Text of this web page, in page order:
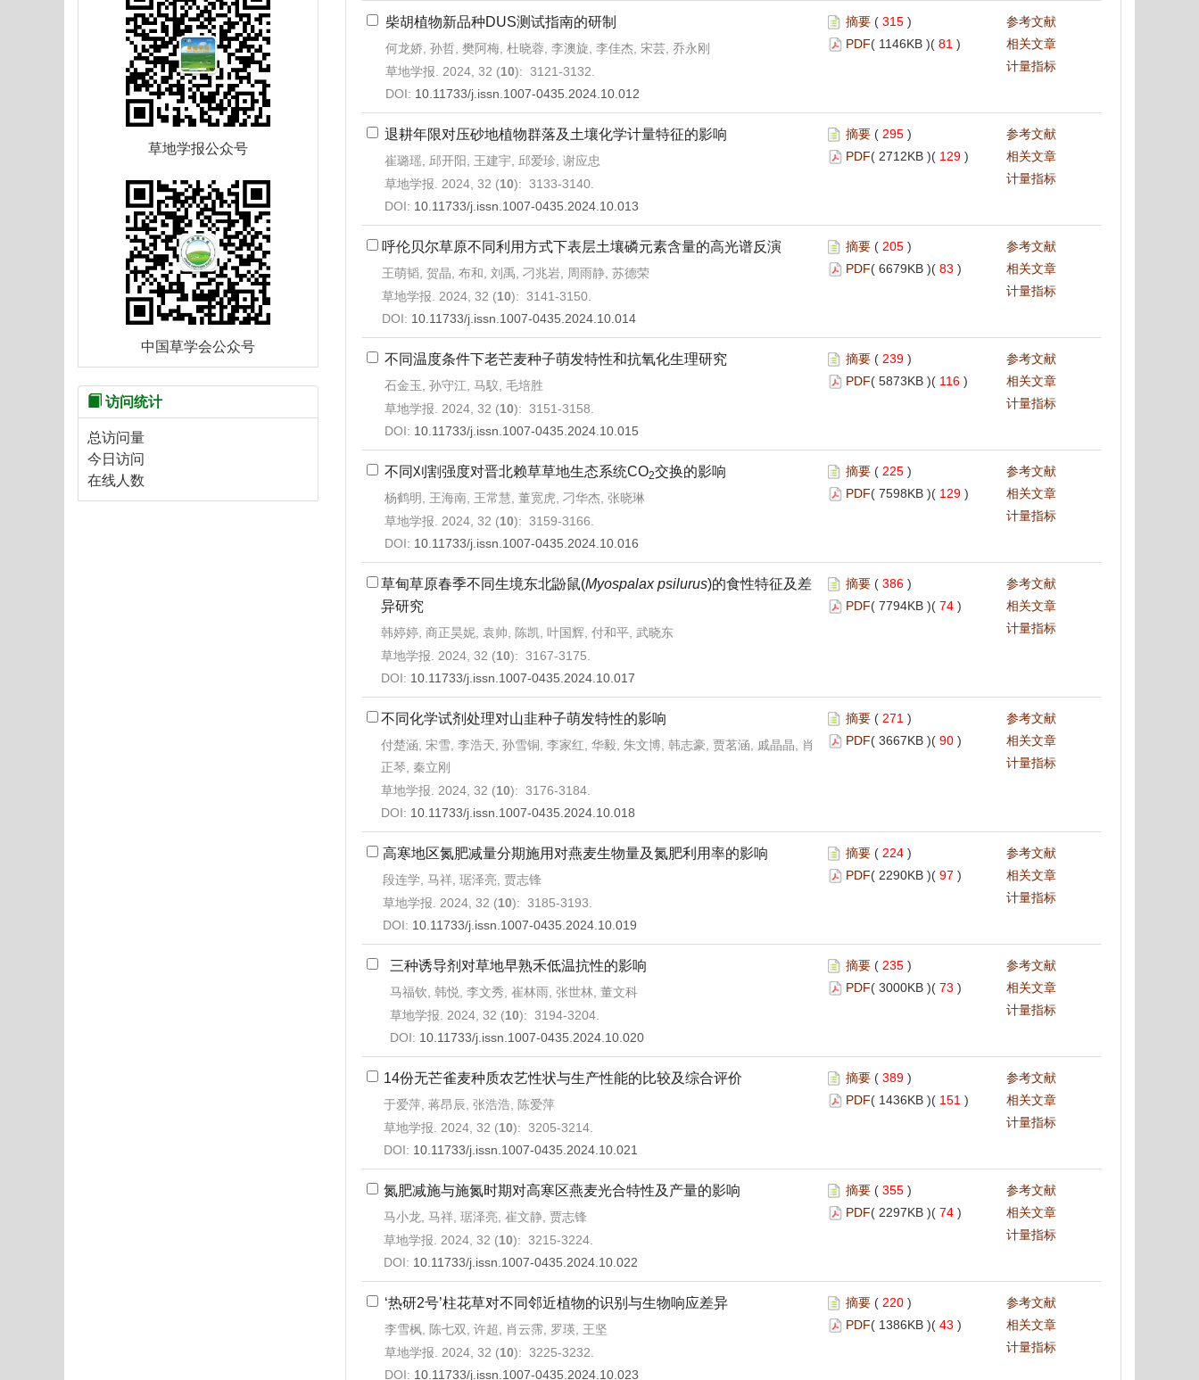
柴胡植物新品种DUS测试指南的研制
何龙娇, 孙哲, 樊阿梅, 杜晓蓉, 李澳旋, 李佳杰, 宋芸, 乔永刚
草地学报. 2024, 32 (10): 3121-3132.
DOI: 10.11733/j.issn.1007-0435.2024.10.012
摘要 ( 315 )
PDF( 1146KB )( 81 )
参考文献
相关文章
计量指标
退耕年限对压砂地植物群落及土壤化学计量特征的影响
崔璐瑶, 邱开阳, 王建宇, 邱爱珍, 谢应忠
草地学报. 2024, 32 (10): 3133-3140.
DOI: 10.11733/j.issn.1007-0435.2024.10.013
摘要 ( 295 )
PDF( 2712KB )( 129 )
参考文献
相关文章
计量指标
呼伦贝尔草原不同利用方式下表层土壤磷元素含量的高光谱反演
王萌韬, 贺晶, 布和, 刘禹, 刁兆岩, 周雨静, 苏德荣
草地学报. 2024, 32 (10): 3141-3150.
DOI: 10.11733/j.issn.1007-0435.2024.10.014
摘要 ( 205 )
PDF( 6679KB )( 83 )
参考文献
相关文章
计量指标
不同温度条件下老芒麦种子萌发特性和抗氧化生理研究
石金玉, 孙守江, 马馼, 毛培胜
草地学报. 2024, 32 (10): 3151-3158.
DOI: 10.11733/j.issn.1007-0435.2024.10.015
摘要 ( 239 )
PDF( 5873KB )( 116 )
参考文献
相关文章
计量指标
不同刈割强度对晋北赖草草地生态系统CO2交换的影响
杨鹤明, 王海南, 王常慧, 董宽虎, 刁华杰, 张晓琳
草地学报. 2024, 32 (10): 3159-3166.
DOI: 10.11733/j.issn.1007-0435.2024.10.016
摘要 ( 225 )
PDF( 7598KB )( 129 )
参考文献
相关文章
计量指标
草甸草原春季不同生境东北鼢鼠(Myospalax psilurus)的食性特征及差
异研究
韩婷婷, 商正昊妮, 袁帅, 陈凯, 叶国辉, 付和平, 武晓东
草地学报. 2024, 32 (10): 3167-3175.
DOI: 10.11733/j.issn.1007-0435.2024.10.017
摘要 ( 386 )
PDF( 7794KB )( 74 )
参考文献
相关文章
计量指标
不同化学试剂处理对山韭种子萌发特性的影响
付楚涵, 宋雪, 李浩天, 孙雪铜, 李家红, 华毅, 朱文博, 韩志豪, 贾茗涵, 戚晶晶, 肖
正琴, 秦立刚
草地学报. 2024, 32 (10): 3176-3184.
DOI: 10.11733/j.issn.1007-0435.2024.10.018
摘要 ( 271 )
PDF( 3667KB )( 90 )
参考文献
相关文章
计量指标
高寒地区氮肥减量分期施用对燕麦生物量及氮肥利用率的影响
段连学, 马祥, 琚泽亮, 贾志锋
草地学报. 2024, 32 (10): 3185-3193.
DOI: 10.11733/j.issn.1007-0435.2024.10.019
摘要 ( 224 )
PDF( 2290KB )( 97 )
参考文献
相关文章
计量指标
三种诱导剂对草地早熟禾低温抗性的影响
马福钦, 韩悦, 李文秀, 崔林雨, 张世林, 董文科
草地学报. 2024, 32 (10): 3194-3204.
DOI: 10.11733/j.issn.1007-0435.2024.10.020
摘要 ( 235 )
PDF( 3000KB )( 73 )
参考文献
相关文章
计量指标
14份无芒雀麦种质农艺性状与生产性能的比较及综合评价
于爱萍, 蒋昂辰, 张浩浩, 陈爱萍
草地学报. 2024, 32 (10): 3205-3214.
DOI: 10.11733/j.issn.1007-0435.2024.10.021
摘要 ( 389 )
PDF( 1436KB )( 151 )
参考文献
相关文章
计量指标
氮肥减施与施氮时期对高寒区燕麦光合特性及产量的影响
马小龙, 马祥, 琚泽亮, 崔文静, 贾志锋
草地学报. 2024, 32 (10): 3215-3224.
DOI: 10.11733/j.issn.1007-0435.2024.10.022
摘要 ( 355 )
PDF( 2297KB )( 74 )
参考文献
相关文章
计量指标
‘热研2号’柱花草对不同邻近植物的识别与生物响应差异
李雪枫, 陈七双, 许超, 肖云霈, 罗瑛, 王坚
草地学报. 2024, 32 (10): 3225-3232.
DOI: 10.11733/j.issn.1007-0435.2024.10.023
摘要 ( 220 )
PDF( 1386KB )( 43 )
参考文献
相关文章
计量指标
草地学报公众号
中国草学会公众号
访问统计
总访问量
今日访问
在线人数